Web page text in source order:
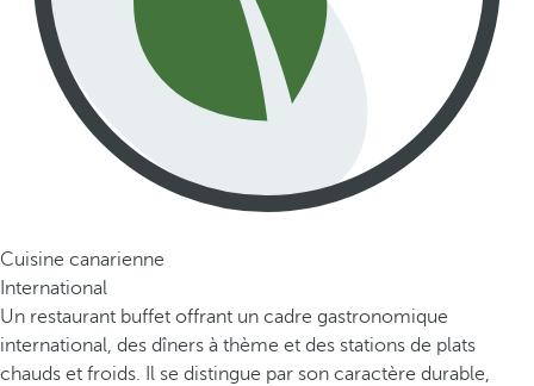
Cuisine canarienne
International
Un restaurant buffet offrant un cadre gastronomique
international, des dîners à thème et des stations de plats
chauds et froids. Il se distingue par son caractère durable,